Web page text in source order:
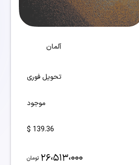
آلمان
تحویل فوری
موجود
139.36 $
26،513،000 تومان